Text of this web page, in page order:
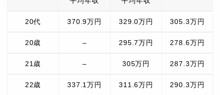
20代 370.9万円 329.0万円 305.3万円
20歳 – 295.7万円 278.6万円
21歳 – 305万円 287.3万円
22歳 337.1万円 311.6万円 290.3万円